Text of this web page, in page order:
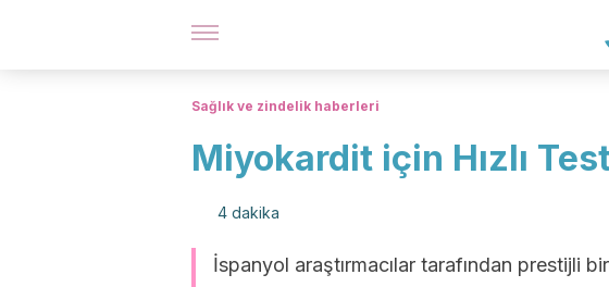
Sağlık ve zindelik haberleri
Miyokardit için Hızlı
4 dakika
İspanyol araştırmacılar tarafından prestijli